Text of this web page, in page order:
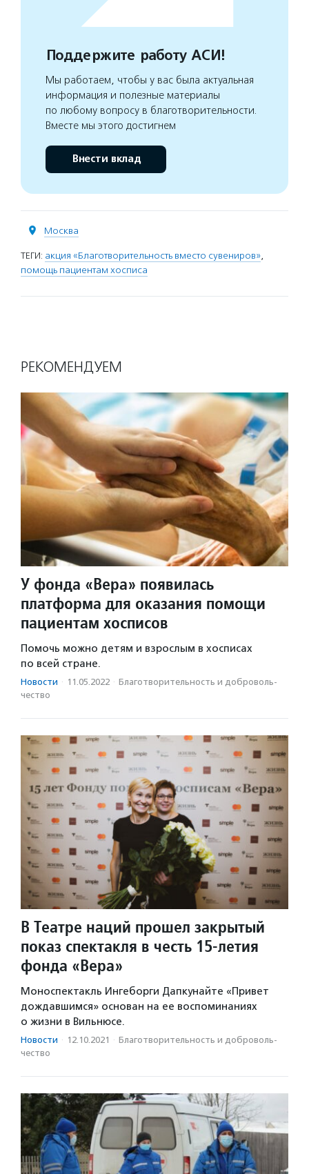
Поддержите работу АСИ!
Мы работаем, чтобы у вас была актуальная
информация и полезные материалы
по любому вопросу в благотворительности.
Вместе мы этого достигнем
Внести вклад
Москва
ТЕГИ: акция «Благотворительность вместо сувениров»,
помощь пациентам хосписа
РЕКОМЕНДУЕМ
У фонда «Вера» появилась
платформа для оказания помощи
пациентам хосписов
Помочь можно детям и взрослым в хосписах
по всей стране.
Новости · 11.05.2022 · Благотвори­тель­ность и доброволь­
чест­во
В Театре наций прошел закрытый
показ спектакля в честь 15-летия
фонда «Вера»
Моноспектакль Ингеборги Дапкунайте «Привет
дождавшимся» основан на ее воспоминаниях
о жизни в Вильнюсе.
Новости · 12.10.2021 · Благотвори­тель­ность и доброволь­
чест­во